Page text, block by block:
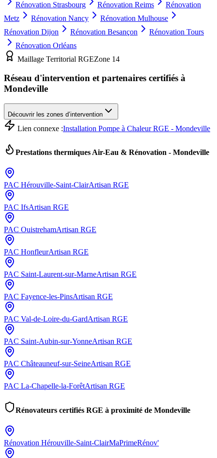
Rénovation Strasbourg Rénovation Reims
Rénovation
Metz
Rénovation Nancy Rénovation Mulhouse
Rénovation Dijon Rénovation Besançon Rénovation Tours
Rénovation Orléans
Maillage Territorial RGEZone 14
Réseau d'intervention et partenaires certifiés à
Mondeville
Découvrir les zones d’intervention
Lien connexe :Installation Pompe à Chaleur RGE - Mondeville
Prestations thermiques Air-Eau & Rénovation - Mondeville
PAC Hérouville-Saint-ClairArtisan RGE
PAC IfsArtisan RGE
PAC OuistrehamArtisan RGE
PAC HonfleurArtisan RGE
PAC Saint-Laurent-sur-MarneArtisan RGE
PAC Fayence-les-PinsArtisan RGE
PAC Val-de-Loire-du-GardArtisan RGE
PAC Saint-Aubin-sur-YonneArtisan RGE
PAC Châteauneuf-sur-SeineArtisan RGE
PAC La-Chapelle-la-ForêtArtisan RGE
Rénovateurs certifiés RGE à proximité de Mondeville
Rénovation Hérouville-Saint-ClairMaPrimeRénov'